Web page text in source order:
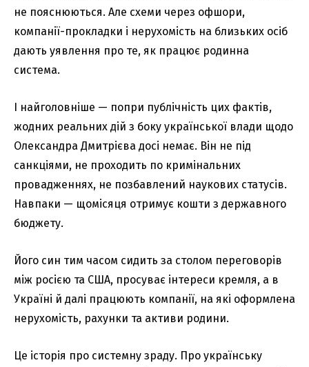
не пояснюються. Але схеми через офшори,
компанії-прокладки і нерухомість на близьких осіб
дають уявлення про те, як працює родинна
система.
І найголовніше — попри публічність цих фактів,
жодних реальних дій з боку української влади щодо
Олександра Дмитрієва досі немає. Він не під
санкціями, не проходить по кримінальних
провадженнях, не позбавлений наукових статусів.
Навпаки — щомісяця отримує кошти з державного
бюджету.
Його син тим часом сидить за столом переговорів
між росією та США, просуває інтереси кремля, а в
Україні й далі працюють компанії, на які оформлена
нерухомість, рахунки та активи родини.
Це історія про системну зраду. Про українську